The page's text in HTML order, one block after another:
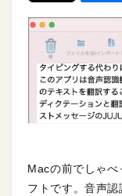
Macの前でしゃべ
フトです。音声